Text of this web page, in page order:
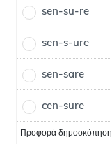
sen-su-re
sen-s-ure
sen-sare
cen-sure
Προφορά δημοσκόπηση